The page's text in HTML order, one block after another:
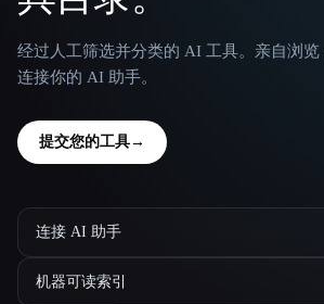
经过人工筛选并分类的 AI 工具。亲自浏览
连接你的 AI 助手。
提交您的工具→
连接 AI 助手
机器可读索引